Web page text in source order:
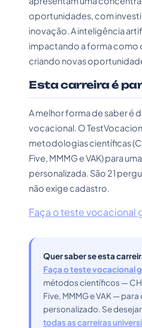
oportunidades, com
inovação. A inteligência
impactando a forma como
criando novas
Esta carreira é
A melhor forma de saber é
vocacional. O
metodologias científicas
Five, MMMG e VAK) para
personalizada. São 21
não exige cadastro.
Faça o teste vocacional
Quer saber se esta
Faça o teste vocacional
métodos científicos —
Five, MMMG e VAK —
personalizado. Se
todas as carreiras